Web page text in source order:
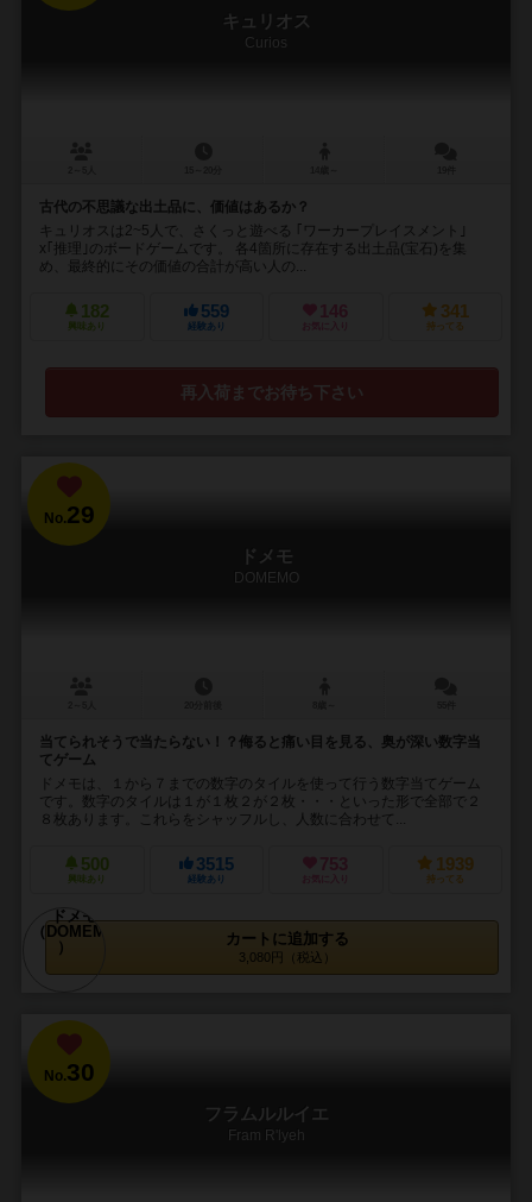
キュリオス
Curios
古代の不思議な出土品に、価値はあるか？
キュリオスは2~5人で、さくっと遊べる ｢ワーカープレイスメント｣
x｢推理｣のボードゲームです。 各4箇所に存在する出土品(宝石)を集
め、最終的にその価値の合計が高い人の...
182
興味あり
559
経験あり
146
お気に入り
341
持ってる
再入荷までお待ち下さい
No.29
ドメモ
DOMEMO
当てられそうで当たらない！？侮ると痛い目を見る、奥が深い数字当
てゲーム
ドメモは、１から７までの数字のタイルを使って行う数字当てゲーム
です。数字のタイルは１が１枚２が２枚・・・といった形で全部で２
８枚あります。これらをシャッフルし、人数に合わせて...
500
興味あり
3515
経験あり
753
お気に入り
1939
持ってる
カートに追加する
3,080円（税込）
No.30
フラムルルイエ
Fram R'lyeh